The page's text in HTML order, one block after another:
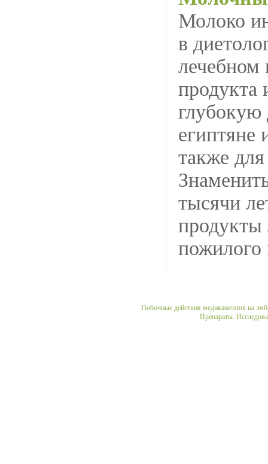
Молоко
в
лечебном
продукта
глубокую
египтяне
также
тысячи
пожилого
Побочные действия медикаментов на
Препараты.